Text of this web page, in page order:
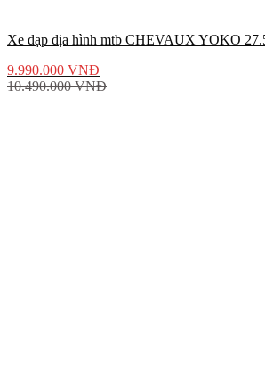
Xe đạp địa hình mtb CHEVAUX YOKO
9.990.000 VNĐ
10.490.000VNĐ